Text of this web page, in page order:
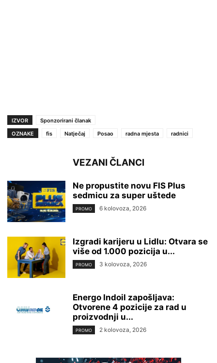
IZVOR
Sponzorirani članak
OZNAKE
fis Natječaj Posao radna mjesta radnici
VEZANI ČLANCI
Ne propustite novu FIS Plus
sedmicu za super uštede
PROMO 6 kolovoza, 2026
Izgradi karijeru u Lidlu: Otvara se
više od 1.000 pozicija u...
PROMO 3 kolovoza, 2026
Energo Indoil zapošljava:
Otvorene 4 pozicije za rad u
proizvodnji u...
PROMO 2 kolovoza, 2026